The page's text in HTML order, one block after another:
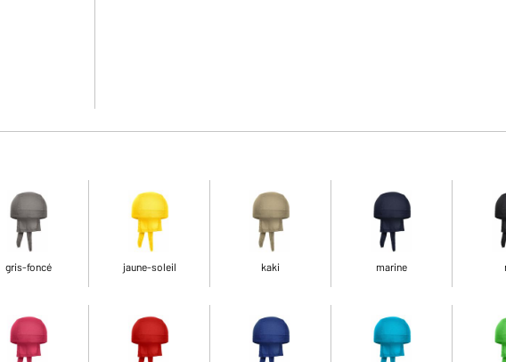
gris-foncé jaune-soleil kaki marine